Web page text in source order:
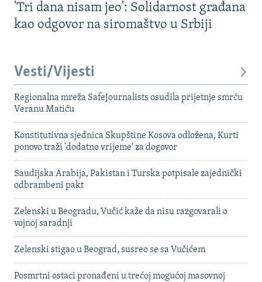
'Tri dana nisam jeo': Solidarnost građana
kao odgovor na siromaštvo u Srbiji
Vesti/Vijesti
Regionalna mreža SafeJournalists osudila prijetnje smrću
Veranu Matiću
Konstitutivna sjednica Skupštine Kosova odložena, Kurti
ponovo traži 'dodatno vrijeme' za dogovor
Saudijska Arabija, Pakistan i Turska potpisale zajednički
odbrambeni pakt
Zelenski u Beogradu, Vučić kaže da nisu razgovarali o
vojnoj saradnji
Zelenski stigao u Beograd, susreo se sa Vučićem
Posmrtni ostaci pronađeni u trećoj mogućoj masovnoj